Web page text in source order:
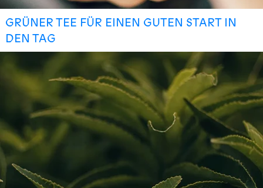
GRÜNER TEE FÜR EINEN GUTEN START IN
DEN TAG